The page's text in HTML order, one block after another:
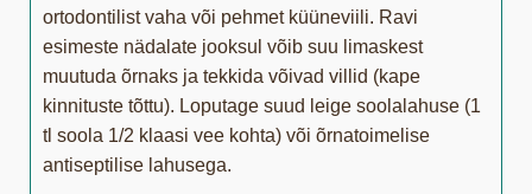
ortodontilist vaha või pehmet küüneviili. Ravi
esimeste nädalate jooksul võib suu limaskest
muutuda õrnaks ja tekkida võivad villid (kape
kinnituste tõttu). Loputage suud leige soolalahuse (1
tl soola 1/2 klaasi vee kohta) või õrnatoimelise
antiseptilise lahusega.